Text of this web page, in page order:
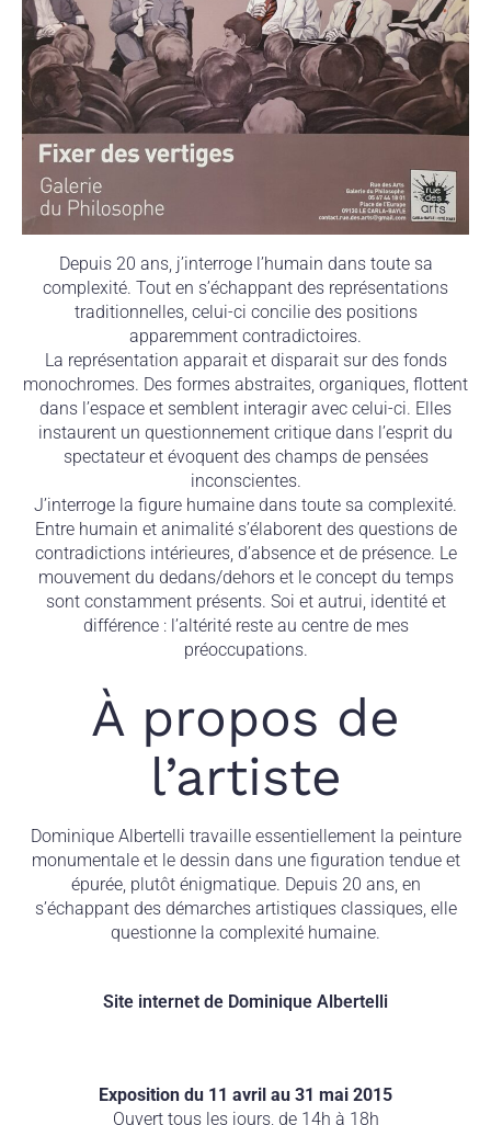
Depuis 20 ans, j’interroge l’humain dans toute sa
complexité. Tout en s’échappant des représentations
traditionnelles, celui-ci concilie des positions
apparemment contradictoires.
La représentation apparait et disparait sur des fonds
monochromes. Des formes abstraites, organiques, flottent
dans l’espace et semblent interagir avec celui-ci. Elles
instaurent un questionnement critique dans l’esprit du
spectateur et évoquent des champs de pensées
inconscientes.
J’interroge la figure humaine dans toute sa complexité.
Entre humain et animalité s’élaborent des questions de
contradictions intérieures, d’absence et de présence. Le
mouvement du dedans/dehors et le concept du temps
sont constamment présents. Soi et autrui, identité et
différence : l’altérité reste au centre de mes
préoccupations.
À propos de
l’artiste
Dominique Albertelli travaille essentiellement la peinture
monumentale et le dessin dans une figuration tendue et
épurée, plutôt énigmatique. Depuis 20 ans, en
s’échappant des démarches artistiques classiques, elle
questionne la complexité humaine.
Site internet de Dominique Albertelli
Exposition du 11 avril au 31 mai 2015
Ouvert tous les jours, de 14h à 18h